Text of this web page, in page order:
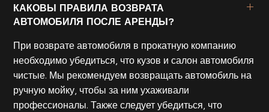
КАКОВЫ ПРАВИЛА ВОЗВРАТА
АВТОМОБИЛЯ ПОСЛЕ АРЕНДЫ?
При возврате автомобиля в прокатную компанию
необходимо убедиться, что кузов и салон автомобиля
чистые. Мы рекомендуем возвращать автомобиль на
ручную мойку, чтобы за ним ухаживали
профессионалы. Также следует убедиться, что